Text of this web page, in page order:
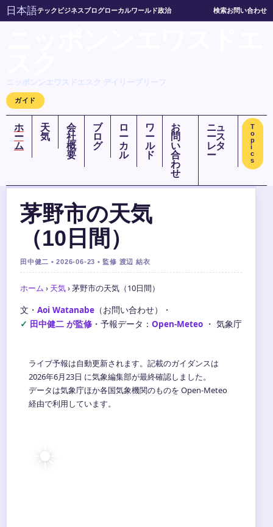
日本語テック ビジネスブログローカルワールド政治 検索お問い合わせ
ニッポンンエワスドエスク デイリーブリーフ
ガイド
ホ
ー
ム
天
気
会
社
概
要
ブ
ロ
グ
ロ
ー
カ
ル
ワ
ー
ル
ド
お
問
い
合
わ
せ
ニュ
ース
レタ
ー
T
o
p
i
c
s
茅野市の天気
（10日間）
田中健二 • 2026-06-23 • 監修 渡辺 結衣
ホーム › 天気›茅野市の天気（10日間）
文・ Aoi Watanabe （お問い合わせ）
・
田中健二 が監修 ・ 予報データ： Open-Meteo ・ 気象庁
ライブ予報は自動更新されます。記載のガイダンスは
2026年6月23日 に気象編集部が最終確認しました。
データは気象庁ほか各国気象機関のものを Open-Meteo
経由で利用しています。
☀️